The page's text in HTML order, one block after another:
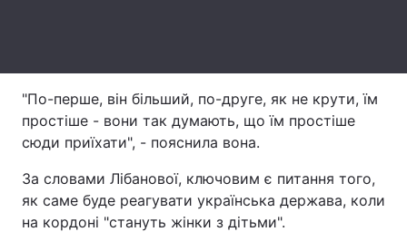
"По-перше, він більший, по-друге, як не крути, їм
простіше - вони так думають, що їм простіше
сюди приїхати", - пояснила вона.
За словами Лібанової, ключовим є питання того,
як саме буде реагувати українська держава, коли
на кордоні "стануть жінки з дітьми".